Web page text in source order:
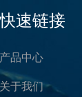
快速链接
产品中心
关于我们